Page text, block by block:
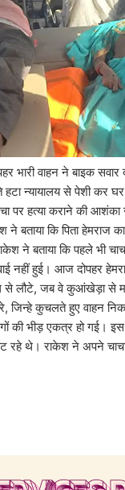
वाहन ने बाइक सवार
हटा न्यायालय से पेशी
पर हत्या कराने की आशंका
हेमराज का चाचा
ने बताया कि पहले भी
नहीं हुई। आज दोपहर
से लौटे, जब वे कुआंखेड़ा
जिन्हे कुचलते हुए वाहन
भीड़ एकत्र हो गई। इस
रहे थे। राकेश ने अपने